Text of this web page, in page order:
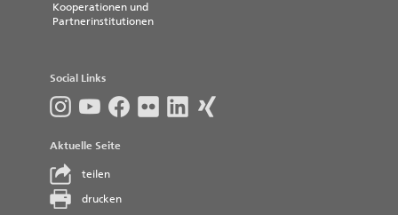
Kooperationen und
Partnerinstitutionen
Social Links
Aktuelle Seite
teilen
drucken